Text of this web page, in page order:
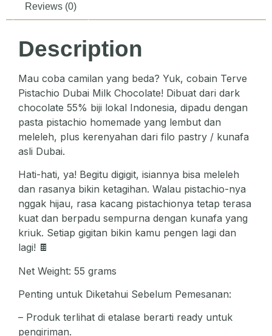
Reviews (0)
Description
Mau coba camilan yang beda? Yuk, cobain Terve
Pistachio Dubai Milk Chocolate! Dibuat dari dark
chocolate 55% biji lokal Indonesia, dipadu dengan
pasta pistachio homemade yang lembut dan
meleleh, plus kerenyahan dari filo pastry / kunafa
asli Dubai.
Hati-hati, ya! Begitu digigit, isiannya bisa meleleh
dan rasanya bikin ketagihan. Walau pistachio-nya
nggak hijau, rasa kacang pistachionya tetap terasa
kuat dan berpadu sempurna dengan kunafa yang
kriuk. Setiap gigitan bikin kamu pengen lagi dan
lagi! 🍫
Net Weight: 55 grams
Penting untuk Diketahui Sebelum Pemesanan:
– Produk terlihat di etalase berarti ready untuk
pengiriman.